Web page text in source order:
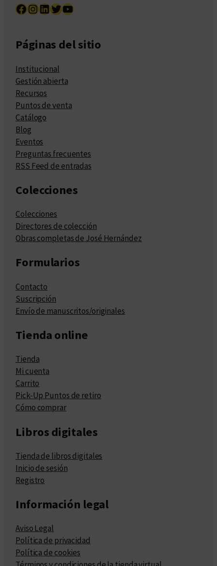
Facebook InstagramLinkedIn Twitter YouTube
Páginas del sitio
Institucional
Gestión abierta
Recursos
Puntos de venta
Catálogo
Blog
Eventos
Preguntas frecuentes
RSS Feed de entradas
Colecciones
Colecciones
Directores de colección
Obras completas de José Hernández
Formularios
Contacto
Suscripción
Envío de manuscritos/originales
Tienda online
Tienda
Mi cuenta
Carrito
Pick-Up Puntos de retiro
Cómo comprar
Libros digitales
Tienda de libros digitales
Inicio de sesión
Registro
Información legal
Aviso Legal
Política de privacidad
Política de cookies